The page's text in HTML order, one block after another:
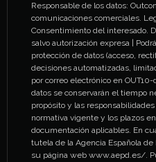
Responsable de los datos:
comunicaciones comerciales.
Consentimiento del interesado.
salvo autorización expresa |
protección de datos (acceso,
decisiones automatizadas,
por correo electrónico en
datos se conservarán el tiempo
propósito y las
normativa vigente y los plazos
documentación aplicables. En
tutela de la Agencia Española
su página web www.aepd.es/.